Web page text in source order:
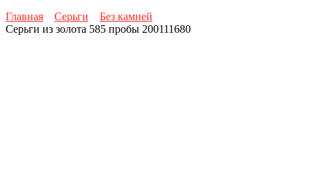
Главная
Серьги
Без камней
Серьги из золота 585 пробы 200111680